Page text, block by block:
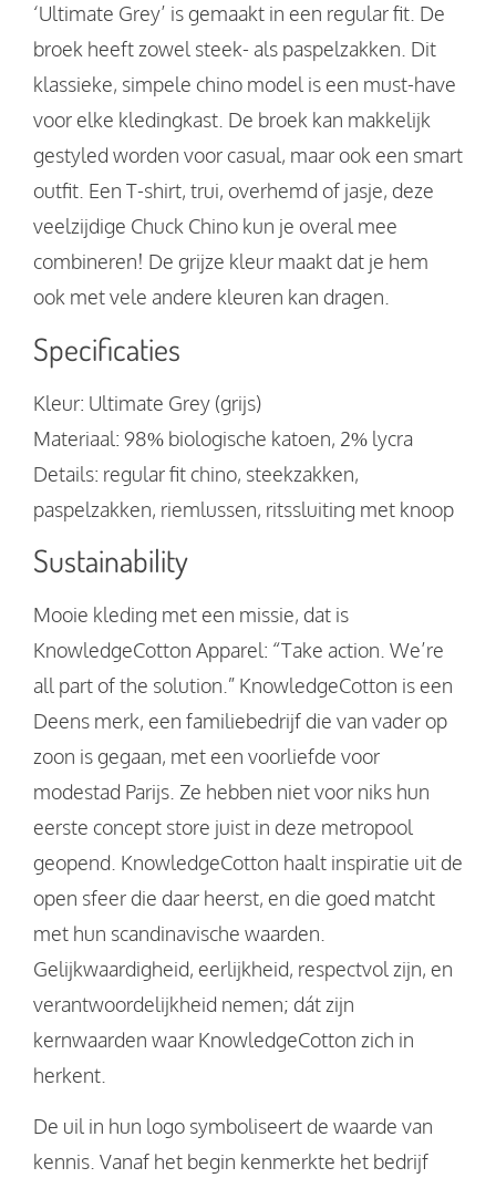
‘Ultimate Grey’ is gemaakt in een regular fit. De
broek heeft zowel steek- als paspelzakken. Dit
klassieke, simpele chino model is een must-have
voor elke kledingkast. De broek kan makkelijk
gestyled worden voor casual, maar ook een smart
outfit. Een T-shirt, trui, overhemd of jasje, deze
veelzijdige Chuck Chino kun je overal mee
combineren! De grijze kleur maakt dat je hem
ook met vele andere kleuren kan dragen.
Specificaties
Kleur: Ultimate Grey (grijs)
Materiaal: 98% biologische katoen, 2% lycra
Details: regular fit chino, steekzakken,
paspelzakken, riemlussen, ritssluiting met knoop
Sustainability
Mooie kleding met een missie, dat is
KnowledgeCotton Apparel: “Take action. We’re
all part of the solution.”​ KnowledgeCotton is een
Deens merk, een familiebedrijf die van vader op
zoon is gegaan, met een voorliefde voor
modestad Parijs. Ze hebben niet voor niks hun
eerste concept store juist in deze metropool
geopend. KnowledgeCotton haalt inspiratie uit de
open sfeer die daar heerst, en die goed matcht
met hun scandinavische waarden.
Gelijkwaardigheid, eerlijkheid, respectvol zijn, en
verantwoordelijkheid nemen; dát zijn
kernwaarden waar KnowledgeCotton zich in
herkent.
De uil in hun logo symboliseert de waarde van
kennis. Vanaf het begin kenmerkte het bedrijf